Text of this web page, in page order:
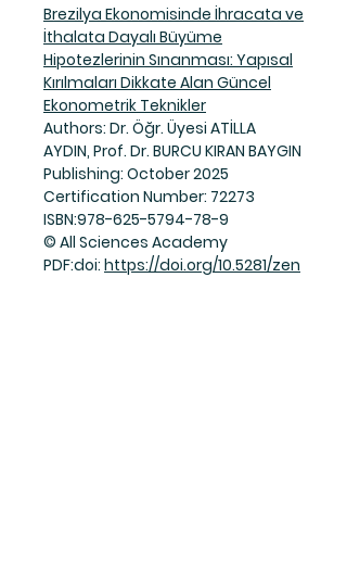
Brezilya Ekonomisinde İhracata ve
İthalata Dayalı Büyüme
Hipotezlerinin Sınanması: Yapısal
Kırılmaları Dikkate Alan Güncel
Ekonometrik Teknikler
Authors: Dr. Öğr. Üyesi ATİLLA
AYDIN, Prof. Dr. BURCU KIRAN BAYGIN
Publishing: October 2025
Certification Number: 72273
ISBN:978-625-5794-78-9
© All Sciences Academy
PDF:doi: https://doi.org/10.5281/zen